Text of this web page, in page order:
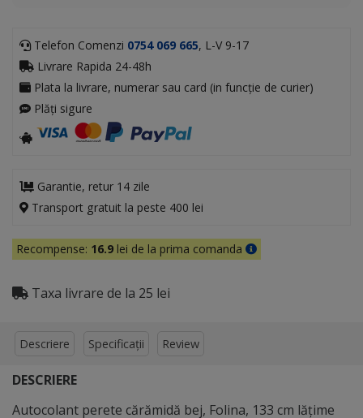
Telefon Comenzi 0754 069 665, L-V 9-17
Livrare Rapida 24-48h
Plata la livrare, numerar sau card (in funcție de curier)
Plăți sigure
Garantie, retur 14 zile
Transport gratuit la peste 400 lei
Recompense: 16.9 lei de la prima comanda
Taxa livrare de la 25 lei
Descriere Specificații Review
DESCRIERE
Autocolant perete cărămidă bej, Folina, 133 cm lăţime